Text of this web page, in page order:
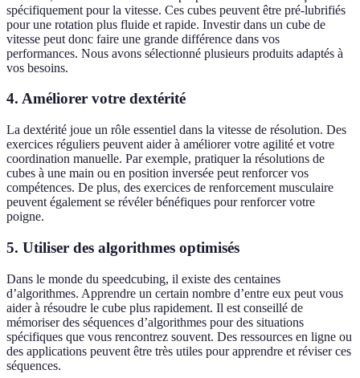
spécifiquement pour la vitesse. Ces cubes peuvent être pré-lubrifiés
pour une rotation plus fluide et rapide. Investir dans un cube de
vitesse peut donc faire une grande différence dans vos
performances. Nous avons sélectionné plusieurs produits adaptés à
vos besoins.
4. Améliorer votre dextérité
La dextérité joue un rôle essentiel dans la vitesse de résolution. Des
exercices réguliers peuvent aider à améliorer votre agilité et votre
coordination manuelle. Par exemple, pratiquer la résolutions de
cubes à une main ou en position inversée peut renforcer vos
compétences. De plus, des exercices de renforcement musculaire
peuvent également se révéler bénéfiques pour renforcer votre
poigne.
5. Utiliser des algorithmes optimisés
Dans le monde du speedcubing, il existe des centaines
d’algorithmes. Apprendre un certain nombre d’entre eux peut vous
aider à résoudre le cube plus rapidement. Il est conseillé de
mémoriser des séquences d’algorithmes pour des situations
spécifiques que vous rencontrez souvent. Des ressources en ligne ou
des applications peuvent être très utiles pour apprendre et réviser ces
séquences.